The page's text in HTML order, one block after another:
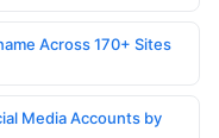
Across 170+ Sites
Media Accounts by